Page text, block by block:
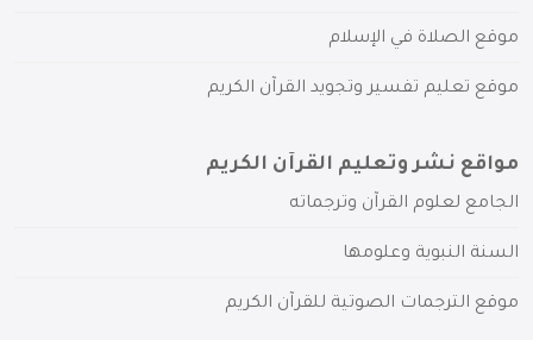
موقع الصلاة في الإسلام
موقع تعليم تفسير وتجويد القرآن الكريم
مواقع نشر وتعليم القرآن الكريم
الجامع لعلوم القرآن وترجماته
السنة النبوية وعلومها
موقع الترجمات الصوتية للقرآن الكريم